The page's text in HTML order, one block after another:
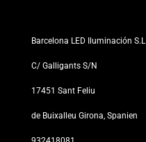
Barcelona LED Iluminación S.L
C/ Galligants S/N
17451 Sant Feliu
de Buixalleu Girona, Spanien